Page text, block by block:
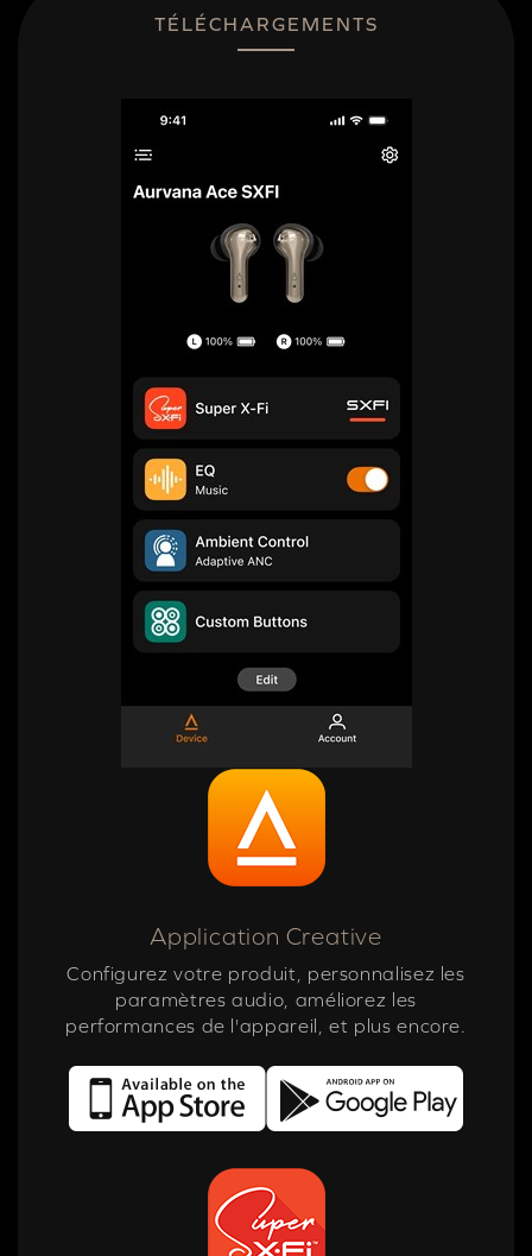
TÉLÉCHARGEMENTS
Application Creative
Configurez votre produit, personnalisez les
paramètres audio, améliorez les
performances de l'appareil, et plus encore.